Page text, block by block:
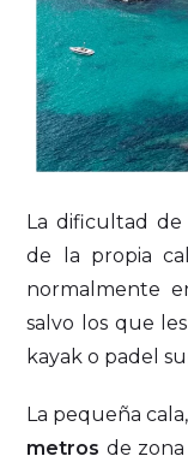
La dificultad de
de la propia
normalmente
salvo los que
kayak o padel
La pequeña
metros de zona